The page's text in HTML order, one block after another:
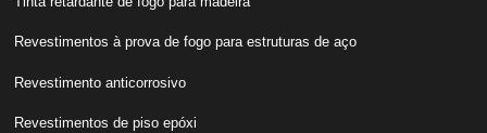
Revestimentos à prova de fogo para estruturas de aço
Revestimento anticorrosivo
Revestimentos de piso epóxi